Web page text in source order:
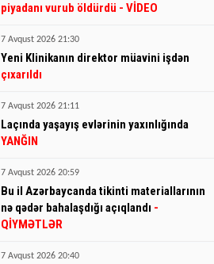
piyadanı vurub öldürdü - VİDEO
7 Avqust 2026 21:30
Yeni Klinikanın direktor müavini işdən
çıxarıldı
7 Avqust 2026 21:11
Laçında yaşayış evlərinin yaxınlığında
YANĞIN
7 Avqust 2026 20:59
Bu il Azərbaycanda tikinti materiallarının
nə qədər bahalaşdığı açıqlandı -
QİYMƏTLƏR
7 Avqust 2026 20:40